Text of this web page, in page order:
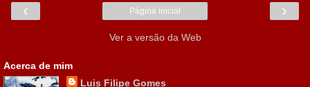
‹ ›
Página inicial
Ver a versão da Web
Acerca de mim
Luis Filipe Gomes